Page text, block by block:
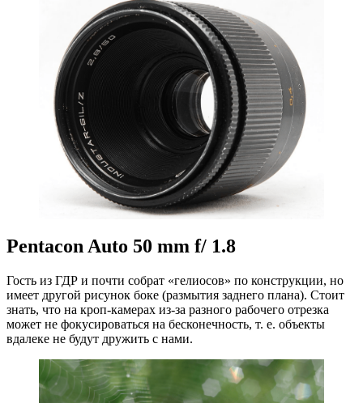
Pentacon Auto 50 mm f/ 1.8
Гость из ГДР и почти собрат «гелиосов» по конструкции, но
имеет другой рисунок боке (размытия заднего плана). Стоит
знать, что на кроп-камерах из-за разного рабочего отрезка
может не фокусироваться на бесконечность, т. е. объекты
вдалеке не будут дружить с нами.